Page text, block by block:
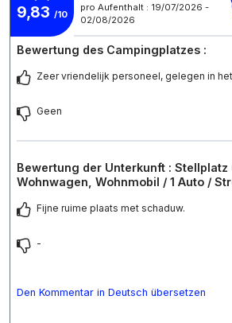
9,83 /10
pro Aufenthalt : 19/07/2026 -
02/08/2026
Bewertung des Campingplatzes :
Zeer vriendelijk personeel, gelegen in
Geen
Bewertung der Unterkunft : Stellplatz
Wohnwagen, Wohnmobil / 1 Auto /
Fijne ruime plaats met schaduw.
-
Den Kommentar in Deutsch übersetzen